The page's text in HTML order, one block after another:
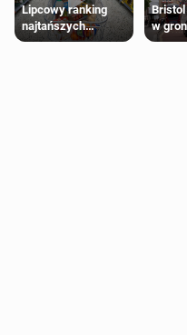
Lipcowy ranking
najtańszych
supermarketów
Bristol
w